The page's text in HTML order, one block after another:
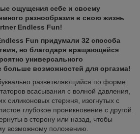
ощущения себе и своему
разнообразия в свою жизнь
Endless Fun!
Fun придумали 32 способа
но благодаря вращающейся
универсального
возможностей для оргазма!
разветвляющийся по форме
всасывания с волной давления,
силиконовых стержня, изогнутых с
глубокое проникновение с другой.
в сторону или назад, чтобы
возможному положению.